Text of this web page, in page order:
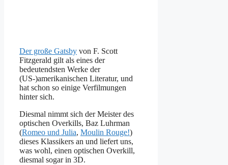
Der große Gatsby von F. Scott
Fitzgerald gilt als eines der
bedeutendsten Werke der
(US-)amerikanischen Literatur, und
hat schon so einige Verfilmungen
hinter sich.
Diesmal nimmt sich der Meister des
optischen Overkills, Baz Luhrman
(Romeo und Julia, Moulin Rouge!)
dieses Klassikers an und liefert uns,
was wohl, einen optischen Overkill,
diesmal sogar in 3D.